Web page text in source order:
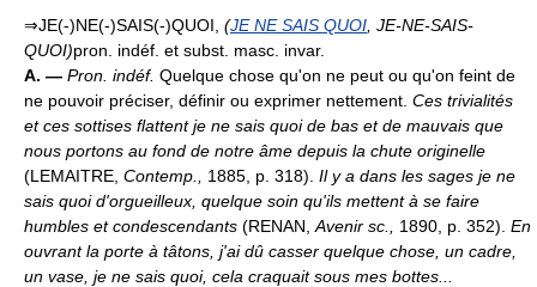
⇒JE(-)NE(-)SAIS(-)QUOI, (JE NE SAIS QUOI , JE-NE-SAIS-
QUOI)pron. indéf. et subst. masc. invar.
A. — Pron. indéf. Quelque chose qu'on ne peut ou qu'on feint de
ne pouvoir préciser, définir ou exprimer nettement. Ces trivialités
et ces sottises flattent je ne sais quoi de bas et de mauvais que
nous portons au fond de notre âme depuis la chute originelle
(LEMAITRE, Contemp., 1885, p. 318). Il y a dans les sages je ne
sais quoi d'orgueilleux, quelque soin qu'ils mettent à se faire
humbles et condescendants (RENAN, Avenir sc., 1890, p. 352). En
ouvrant la porte à tâtons, j'ai dû casser quelque chose, un cadre,
un vase, je ne sais quoi, cela craquait sous mes bottes...